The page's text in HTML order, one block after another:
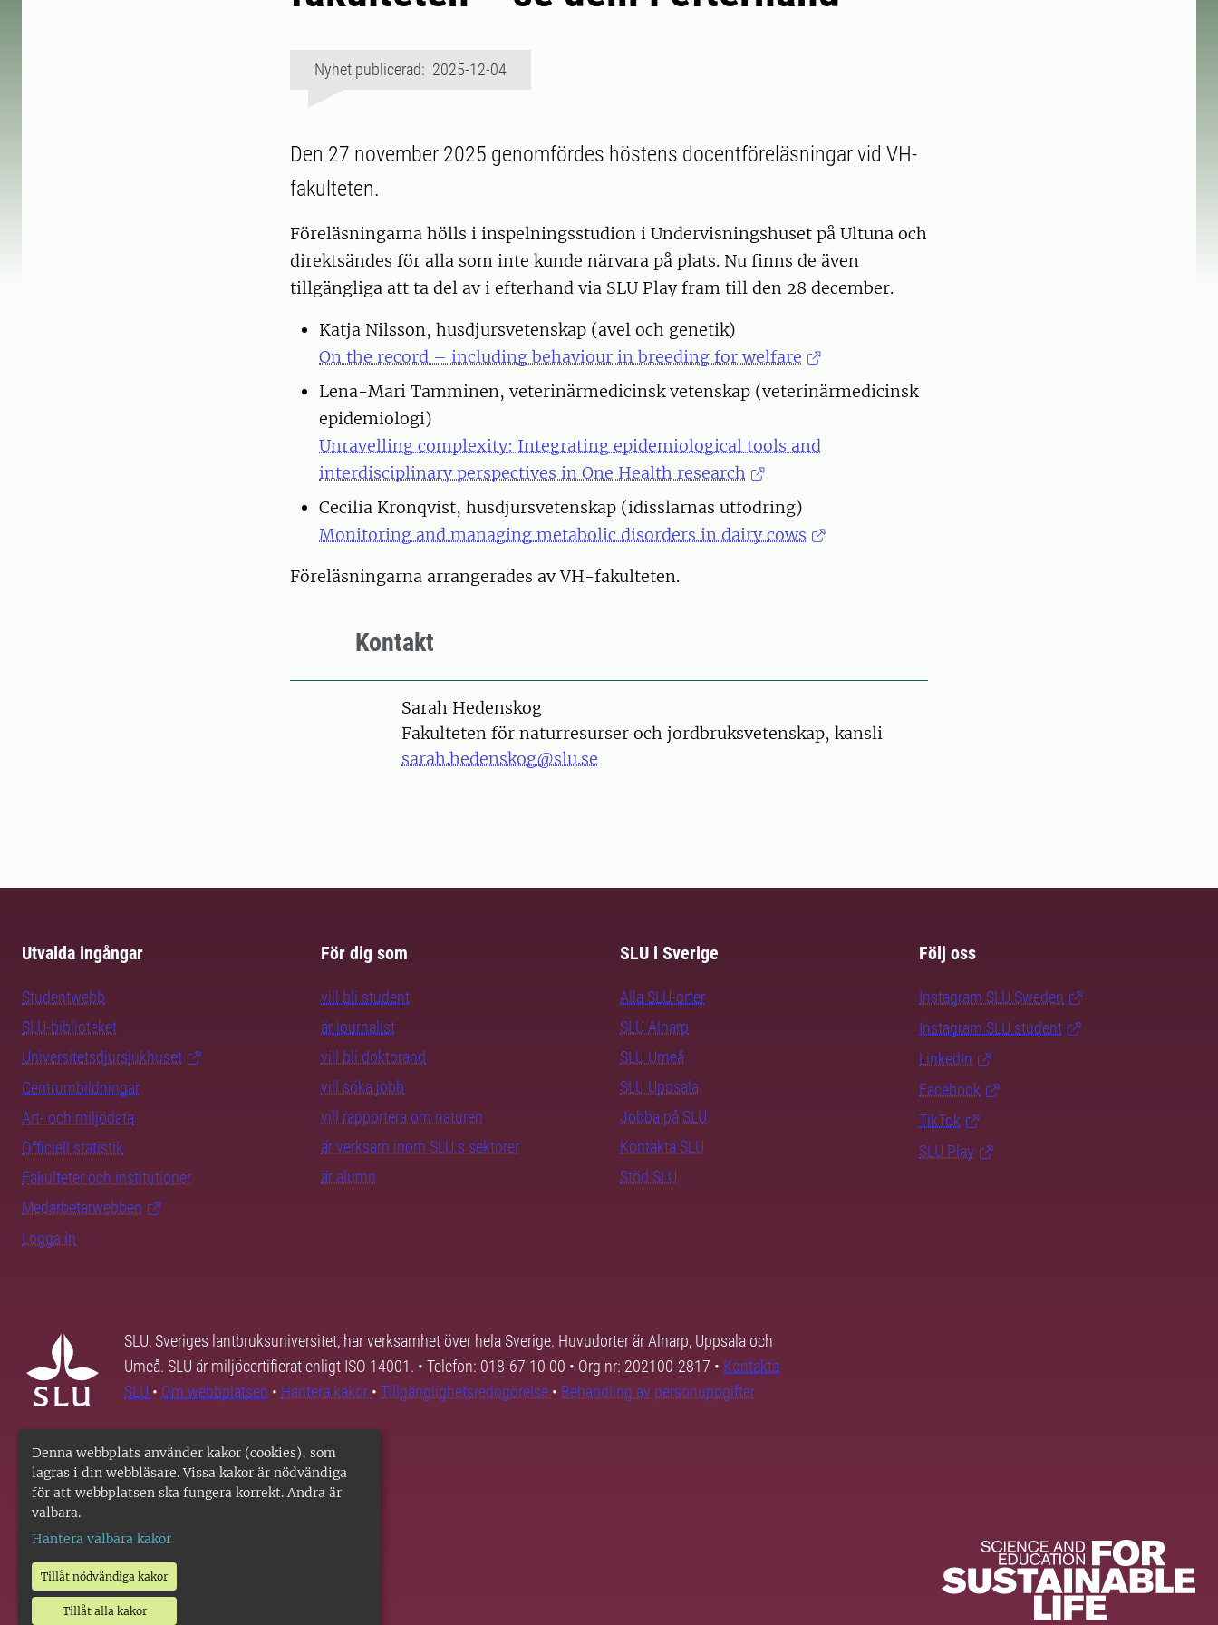
Denna webbplats använder kakor (cookies), som
lagras i din webbläsare. Vissa kakor är nödvändiga
för att webbplatsen ska fungera korrekt. Andra är
valbara.
Hantera valbara kakor
Tillåt nödvändiga kakor
Tillåt alla kakor
Nyhet publicerad: 2025-12-04
Den 27 november 2025 genomfördes höstens docentföreläsningar vid VH-
fakulteten.
Föreläsningarna hölls i inspelningsstudion i Undervisningshuset på Ultuna och
direktsändes för alla som inte kunde närvara på plats. Nu finns de även
tillgängliga att ta del av i efterhand via SLU Play fram till den 28 december.
Katja Nilsson, husdjursvetenskap (avel och genetik)
On the record – including behaviour in breeding for welfare
Lena-Mari Tamminen, veterinärmedicinsk vetenskap (veterinärmedicinsk
epidemiologi)
Unravelling complexity: Integrating epidemiological tools and
interdisciplinary perspectives in One Health research
Cecilia Kronqvist, husdjursvetenskap (idisslarnas utfodring)
Monitoring and managing metabolic disorders in dairy cows
Föreläsningarna arrangerades av VH-fakulteten.
Kontakt
PersonSarah Hedenskog
Fakulteten för naturresurser och jordbruksvetenskap, kansli
sarah.hedenskog@slu.se
Utvalda ingångar
Studentwebb
SLU-biblioteket
Universitetsdjursjukhuset
Centrumbildningar
Art- och miljödata
Officiell statistik
Fakulteter och institutioner
Medarbetarwebben
Logga in
För dig som
vill bli student
är journalist
vill bli doktorand
vill söka jobb
vill rapportera om naturen
är verksam inom SLU:s sektorer
är alumn
SLU i Sverige
Alla SLU-orter
SLU Alnarp
SLU Umeå
SLU Uppsala
Jobba på SLU
Kontakta SLU
Stöd SLU
Följ oss
Instagram SLU.Sweden
Instagram SLU.student
LinkedIn
Facebook
TikTok
SLU Play
SLU, Sveriges lantbruksuniversitet, har verksamhet över hela Sverige. Huvudorter är Alnarp, Uppsala och
Umeå. SLU är miljöcertifierat enligt ISO 14001. • Telefon: 018-67 10 00 • Org nr: 202100-2817 • Kontakta
SLU • Om webbplatsen • Hantera kakor • Tillgänglighetsredogörelse • Behandling av personuppgifter